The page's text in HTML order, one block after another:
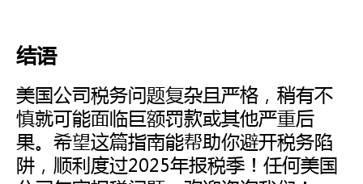
结语
美国公司税务问题复杂且严格，稍有不
慎就可能面临巨额罚款或其他严重后
果。希望这篇指南能帮助你避开税务陷
阱，顺利度过2025年报税季！任何美国